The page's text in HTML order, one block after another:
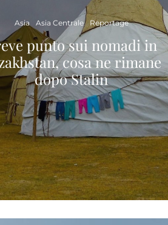
Asia Asia Centrale Reportage
punto sui nomadi in
cosa ne rimane
dopo Stalin